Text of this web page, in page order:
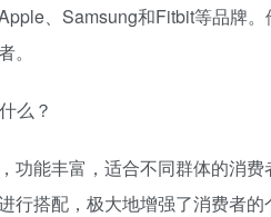
、Samsung和Fitbit等品牌
。
么？
功能丰富，适合不同群体的消
行搭配，极大地增强了消费者的